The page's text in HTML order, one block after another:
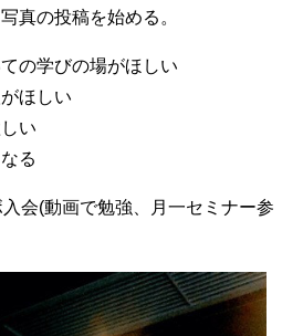
の投稿を始める。
の学びの場がほしい
ほしい
い
る
会(動画で勉強、月一セミナー参